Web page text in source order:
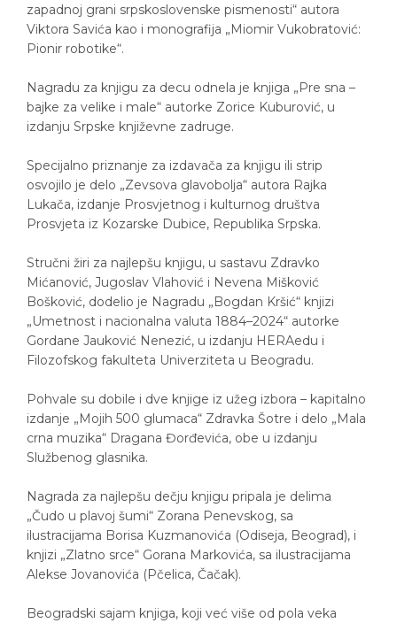
zapadnoj grani srpskoslovenske pismenosti“ autora
Viktora Savića kao i monografija „Miomir Vukobratović:
Pionir robotike“.
Nagradu za knjigu za decu odnela je knjiga „Pre sna –
bajke za velike i male“ autorke Zorice Kuburović, u
izdanju Srpske književne zadruge.
Specijalno priznanje za izdavača za knjigu ili strip
osvojilo je delo „Zevsova glavobolja“ autora Rajka
Lukača, izdanje Prosvjetnog i kulturnog društva
Prosvjeta iz Kozarske Dubice, Republika Srpska.
Stručni žiri za najlepšu knjigu, u sastavu Zdravko
Mićanović, Jugoslav Vlahović i Nevena Mišković
Bošković, dodelio je Nagradu „Bogdan Kršić“ knjizi
„Umetnost i nacionalna valuta 1884–2024“ autorke
Gordane Jauković Nenezić, u izdanju HERAedu i
Filozofskog fakulteta Univerziteta u Beogradu.
Pohvale su dobile i dve knjige iz užeg izbora – kapitalno
izdanje „Mojih 500 glumaca“ Zdravka Šotre i delo „Mala
crna muzika“ Dragana Đorđevića, obe u izdanju
Službenog glasnika.
Nagrada za najlepšu dečju knjigu pripala je delima
„Čudo u plavoj šumi“ Zorana Penevskog, sa
ilustracijama Borisa Kuzmanovića (Odiseja, Beograd), i
knjizi „Zlatno srce“ Gorana Markovića, sa ilustracijama
Alekse Jovanovića (Pčelica, Čačak).
Beogradski sajam knjiga, koji već više od pola veka